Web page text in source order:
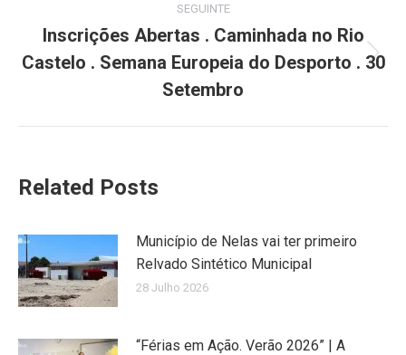
SEGUINTE
Next
post:
Inscrições Abertas . Caminhada no Rio
Castelo . Semana Europeia do Desporto . 30
Setembro
Related Posts
Município de Nelas vai ter primeiro
Relvado Sintético Municipal
28 Julho 2026
“Férias em Ação. Verão 2026” | A